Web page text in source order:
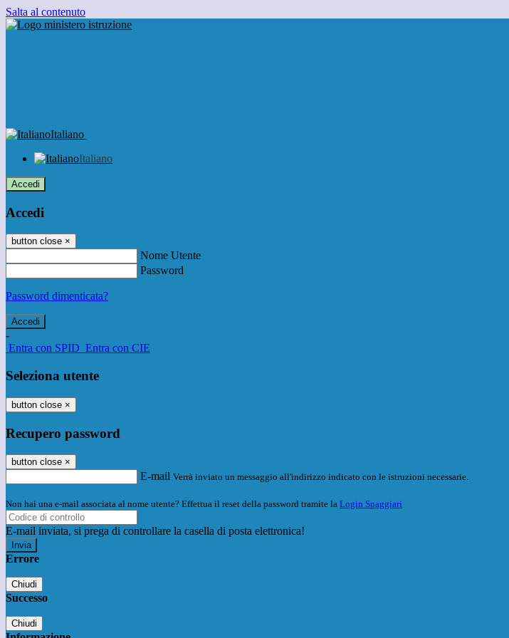
Salta al contenuto
Italiano
Italiano
Accedi
Accedi
button close ×
Nome Utente
Password
Password dimenticata?
-
Entra con SPID Entra con CIE
Seleziona utente
button close ×
Recupero password
button close ×
E-mail Verrà inviato un messaggio all'indirizzo indicato con le istruzioni necessarie.
Non hai una e-mail associata al nome utente? Effettua il reset della password tramite la Login Spaggiari
E-mail inviata, si prega di controllare la casella di posta elettronica!
Errore
Chiudi
Successo
Chiudi